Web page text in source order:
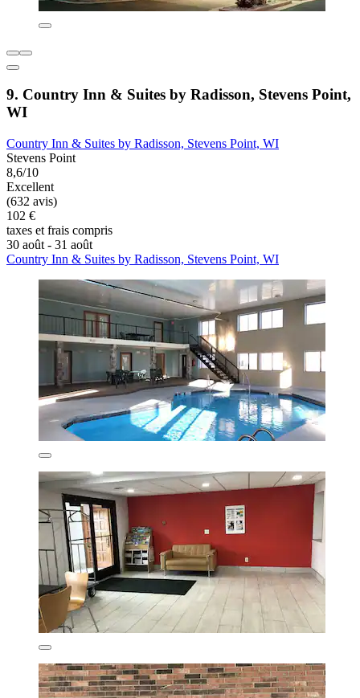
9. Country Inn & Suites by Radisson, Stevens Point,
WI
Country Inn & Suites by Radisson, Stevens Point, WI
Stevens Point
8,6/10
Excellent
(632 avis)
102 €
taxes et frais compris
30 août - 31 août
Country Inn & Suites by Radisson, Stevens Point, WI